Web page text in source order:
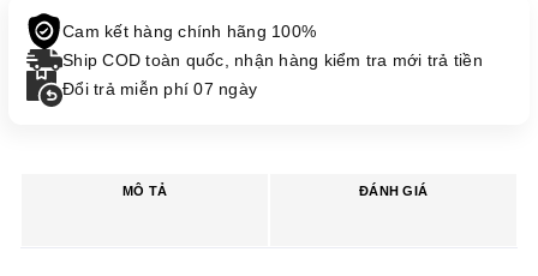
Cam kết hàng chính hãng 100%
Ship COD toàn quốc, nhận hàng kiểm tra mới trả tiền
Đổi trả miễn phí 07 ngày
MÔ TẢ ĐÁNH GIÁ